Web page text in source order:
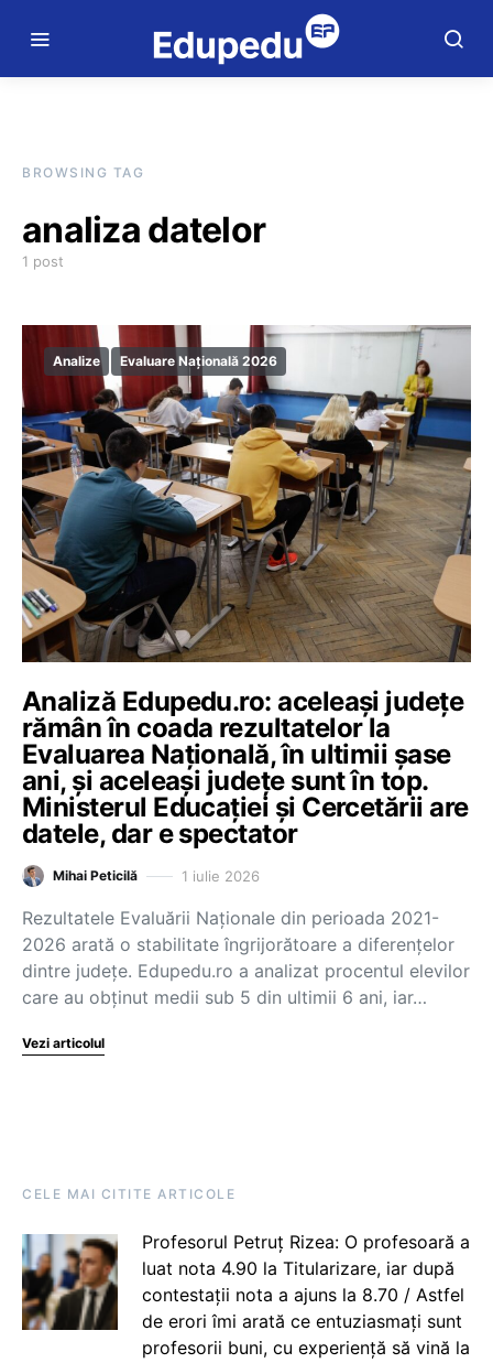
BROWSING TAG
analiza datelor
1 post
Analize Evaluare Națională 2026
Analiză Edupedu.ro: aceleași județe
rămân în coada rezultatelor la
Evaluarea Națională, în ultimii șase
ani, și aceleași județe sunt în top.
Ministerul Educației și Cercetării are
datele, dar e spectator
Mihai Peticilă 1 iulie 2026
Rezultatele Evaluării Naționale din perioada 2021-
2026 arată o stabilitate îngrijorătoare a diferențelor
dintre județe. Edupedu.ro a analizat procentul elevilor
care au obținut medii sub 5 din ultimii 6 ani, iar…
Vezi articolul
CELE MAI CITITE ARTICOLE
Profesorul Petruț Rizea: O profesoară a
luat nota 4.90 la Titularizare, iar după
contestații nota a ajuns la 8.70 / Astfel
de erori îmi arată ce entuziasmați sunt
profesorii buni, cu experiență să vină la